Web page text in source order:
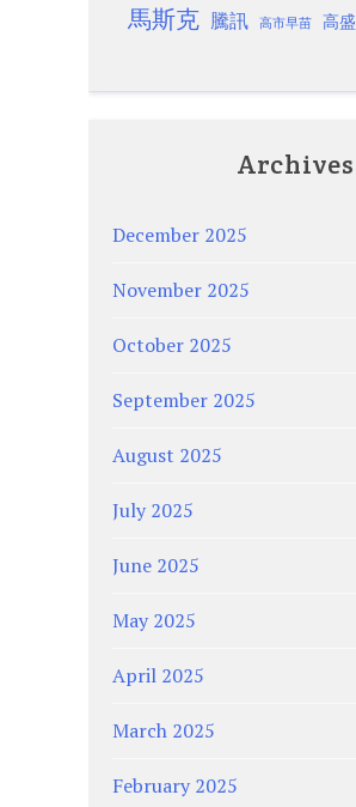
馬斯克 騰訊 高市早苗 高盛
Archives
December 2025
November 2025
October 2025
September 2025
August 2025
July 2025
June 2025
May 2025
April 2025
March 2025
February 2025